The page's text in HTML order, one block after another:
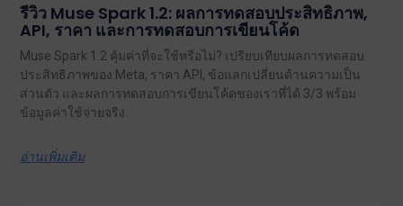
รีวิว Muse Spark 1.2: ผลการทดสอบประสิทธิภาพ,
API, ราคา และการทดสอบการเขียนโค้ด
Muse Spark 1.2 คุ้มค่าที่จะใช้หรือไม่? เปรียบเทียบผลการทดสอบ
ประสิทธิภาพของ Meta, ราคา API, ข้อแลกเปลี่ยนด้านความเป็น
ส่วนตัว และผลการทดสอบการเขียนโค้ดของเราที่ได้ 3/3 พร้อม
ข้อมูลค่าใช้จ่ายจริง.
อ่านเพิ่มเติม